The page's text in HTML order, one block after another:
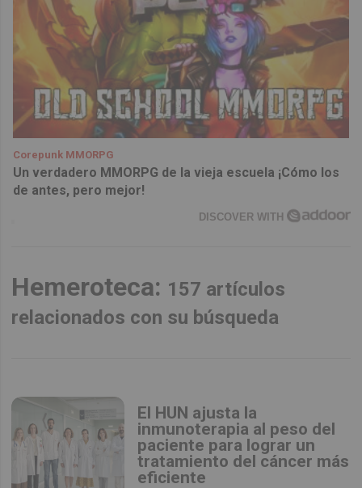
Corepunk MMORPG
Un verdadero MMORPG de la vieja escuela ¡Cómo los
de antes, pero mejor!
DISCOVER WITH
Hemeroteca: 157 artículos
relacionados con su búsqueda
El HUN ajusta la
inmunoterapia al peso del
paciente para lograr un
tratamiento del cáncer más
eficiente